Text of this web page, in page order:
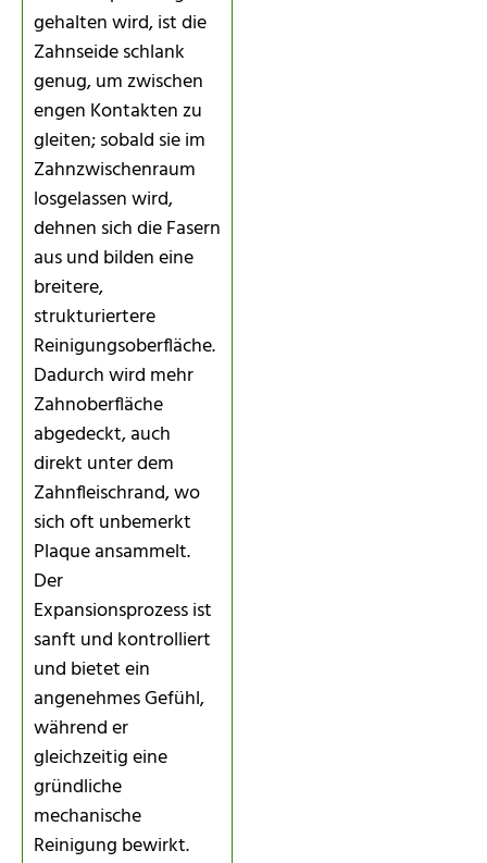
gehalten wird, ist die
Zahnseide schlank
genug, um zwischen
engen Kontakten zu
gleiten; sobald sie im
Zahnzwischenraum
losgelassen wird,
dehnen sich die Fasern
aus und bilden eine
breitere,
strukturiertere
Reinigungsoberfläche.
Dadurch wird mehr
Zahnoberfläche
abgedeckt, auch
direkt unter dem
Zahnfleischrand, wo
sich oft unbemerkt
Plaque ansammelt.
Der
Expansionsprozess ist
sanft und kontrolliert
und bietet ein
angenehmes Gefühl,
während er
gleichzeitig eine
gründliche
mechanische
Reinigung bewirkt.